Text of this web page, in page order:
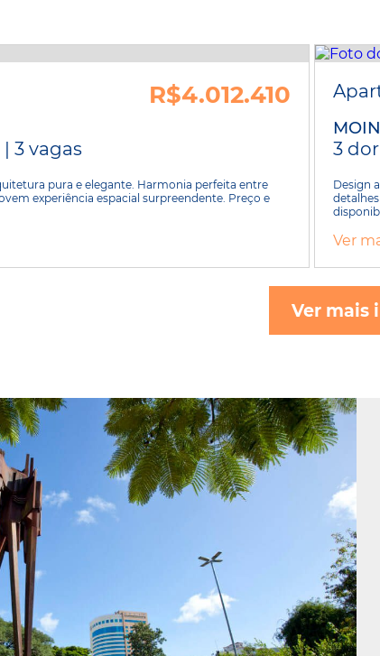
R$4.012.410
3 vagas
pura e elegante. Harmonia perfeita entre
experiência espacial surpreendente. Preço e
3
Design
Ver
Ver mais